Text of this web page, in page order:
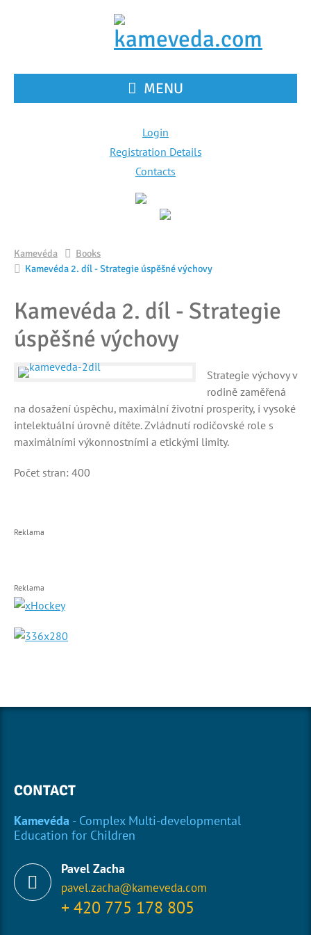
MENU
Login
Registration Details
Contacts
Kamevéda
Books
Kamevéda 2. díl - Strategie úspěšné výchovy
Kamevéda 2. díl - Strategie
úspěšné výchovy
Strategie výchovy v
rodině zaměřená
na dosažení úspěchu, maximální životní prosperity, i vysoké
intelektuální úrovně dítěte. Zvládnutí rodičovské role s
maximálními výkonnostními a etickými limity.
Počet stran: 400
Reklama
Reklama
CONTACT
Kamevéda - Complex Multi-developmental
Education for Children
Pavel Zacha
pavel.zacha@kameveda.com
+ 420 775 178 805